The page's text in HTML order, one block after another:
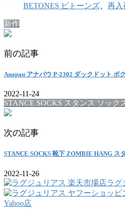
BETONES ビトーンズ
再入
新作
前の記事
Anapau アナパウ P-2302 ダックドット ボ
2022-11-24
STANCE SOCKS スタンス ソック
次の記事
STANCE SOCKS 靴下 ZOMBIE HANG ス
2022-11-26
ラグ
Yahoo店